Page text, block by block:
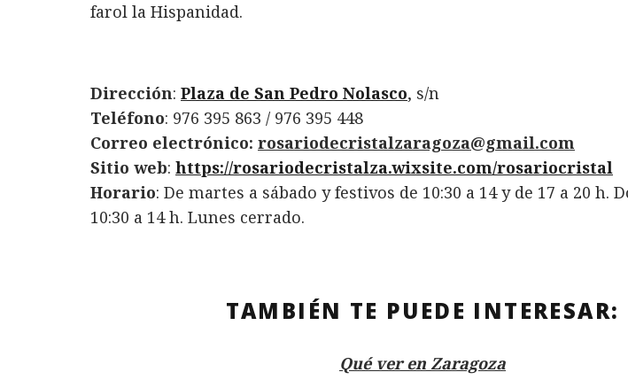
farol la Hispanidad.
Dirección: Plaza de San Pedro Nolasco, s/n
Teléfono: 976 395 863 / 976 395 448
Correo electrónico: rosariodecristalzaragoza@gmail.com
Sitio web: https://rosariodecristalza.wixsite.com/rosariocristal
Horario: De martes a sábado y festivos de 10:30 a 14 y de 17 a 20 h.
10:30 a 14 h. Lunes cerrado.
TAMBIÉN TE PUEDE INTERESAR:
Qué ver en Zaragoza